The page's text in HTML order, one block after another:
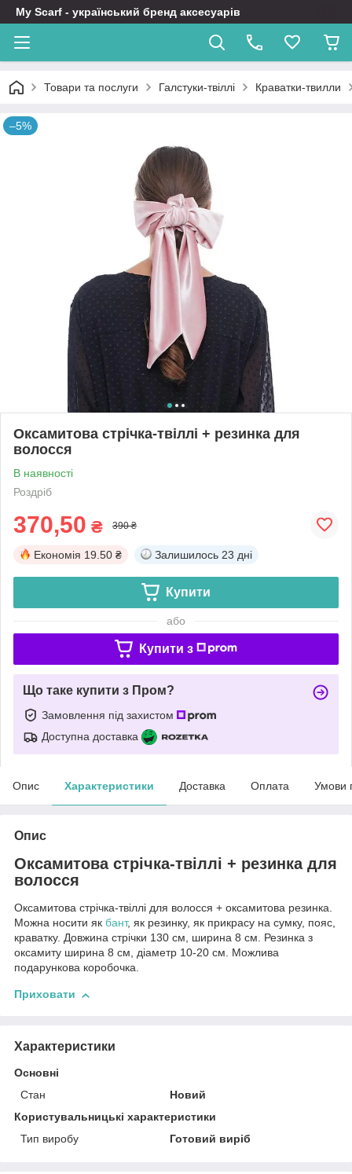
My Scarf - український бренд аксесуарів
Товари та послуги Галстуки-твіллі Краватки-твилли
–5%
Оксамитова стрічка-твіллі + резинка для
волосся
В наявності
Роздріб
370,50 ₴ 390 ₴
Економія 19.50 ₴ Залишилось 23 дні
Купити
або
Купити з
Що таке купити з Пром?
Замовлення під захистом
Доступна доставка
Опис Характеристики Доставка Оплата Умови
Опис
Оксамитова стрічка-твіллі + резинка для
волосся
Оксамитова стрічка-твіллі для волосся + оксамитова резинка.
Можна носити як бант, як резинку, як прикрасу на сумку, пояс,
краватку. Довжина стрічки 130 см, ширина 8 см. Резинка з
оксамиту ширина 8 см, діаметр 10-20 см. Можлива
подарункова коробочка.
Приховати
Характеристики
Основні
Стан
Новий
Користувальницькі характеристики
Тип виробу
Готовий виріб